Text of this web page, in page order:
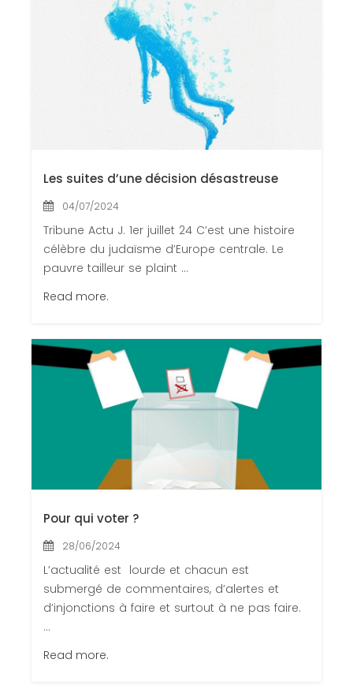
Les suites d’une décision désastreuse
04/07/2024
Tribune Actu J. 1er juillet 24 C’est une histoire
célèbre du judaïsme d’Europe centrale. Le
pauvre tailleur se plaint ...
Read more.
Pour qui voter ?
28/06/2024
L’actualité est lourde et chacun est
submergé de commentaires, d’alertes et
d’injonctions à faire et surtout à ne pas faire.
...
Read more.